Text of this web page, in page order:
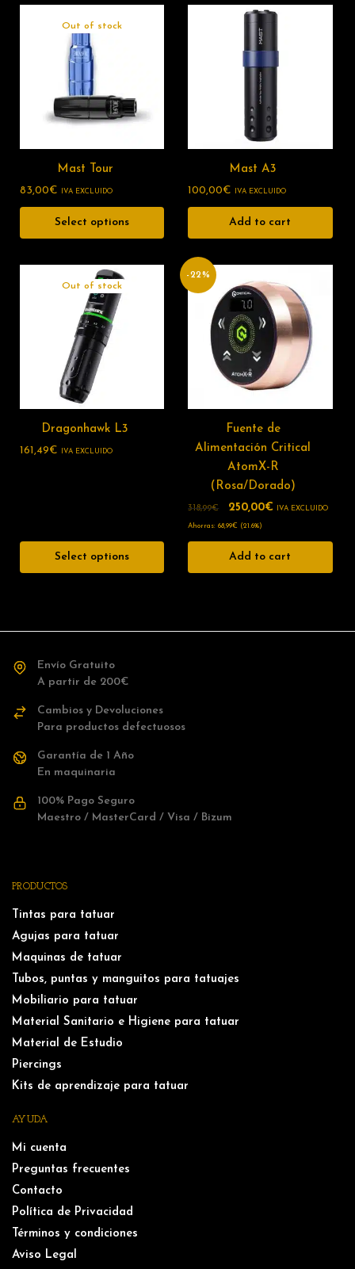
Out of stock
Mast Tour
83,00€ IVA EXCLUIDO
Select options
Mast A3
100,00€ IVA EXCLUIDO
Add to cart
Out of stock
Dragonhawk L3
161,49€ IVA EXCLUIDO
Select options
-22%
Fuente de
Alimentación Critical
AtomX-R
(Rosa/Dorado)
318,99€ 250,00€ IVA EXCLUIDO
Ahorras: 68,99€ (21.6%)
Add to cart
Envío Gratuito
A partir de 200€
Cambios y Devoluciones
Para productos defectuosos
Garantía de 1 Año
En maquinaria
100% Pago Seguro
Maestro / MasterCard / Visa / Bizum
PRODUCTOS
Tintas para tatuar
Agujas para tatuar
Maquinas de tatuar
Tubos, puntas y manguitos para tatuajes
Mobiliario para tatuar
Material Sanitario e Higiene para tatuar
Material de Estudio
Piercings
Kits de aprendizaje para tatuar
AYUDA
Mi cuenta
Preguntas frecuentes
Contacto
Política de Privacidad
Términos y condiciones
Aviso Legal